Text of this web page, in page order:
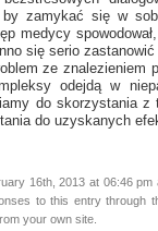
by zamykać się w
medycy
się serio
ze znalezieniem
odejdą w
do skorzystania z
do uzyskanych
16th, 2013 at 06:46 pm
to this entry through
your own site.